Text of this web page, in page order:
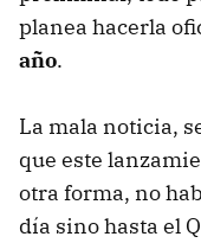
planea hacerla
año.
La mala noticia,
que este
otra forma, no
día sino hasta el